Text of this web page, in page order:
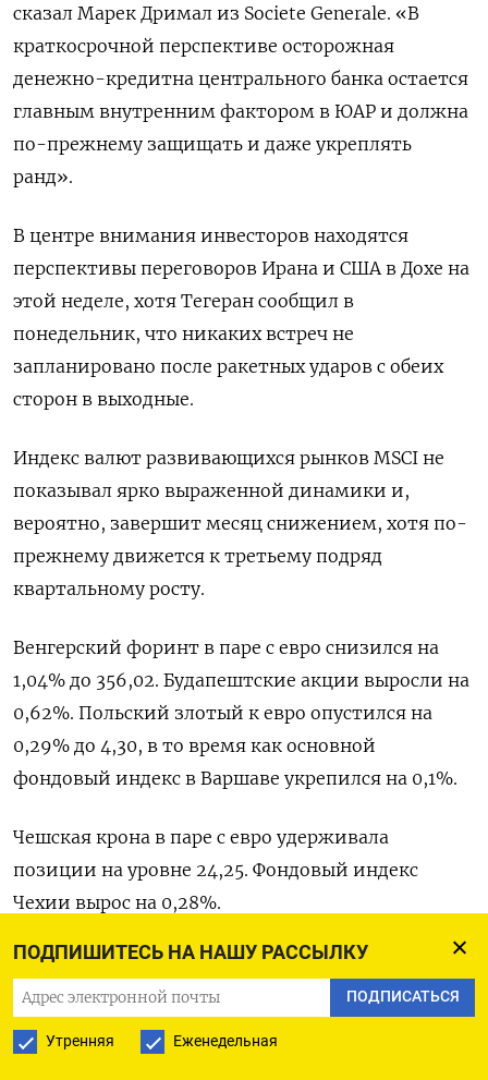
ПОДПИШИТЕСЬ НА НАШУ РАССЫЛКУ
ПОДПИСАТЬСЯ
Утренняя Еженедельная
сказал Марек Дримал из Societe Generale. «В
краткосрочной перспективе осторожная
денежно-кредитна центрального банка остается ​
главным внутренним фактором ​в ЮАР и должна
‌по-прежнему защищать и даже укреплять
ранд».
В центре внимания инвесторов находятся
перспективы переговоров ​Ирана и США в Дохе на
этой неделе, хотя Тегеран сообщил в
понедельник, что никаких встреч не
запланировано после ракетных ударов с обеих
сторон в выходные.
Индекс валют развивающихся рынков MSCI не
показывал ярко выраженной динамики и,
вероятно, завершит месяц снижением, хотя по-
прежнему движется к третьему подряд
квартальному росту.
Венгерский форинт в паре ​с евро снизился на
⁠1,04% до 356,02. Будапештские акции выросли на
0,62%. Польский злотый к евро опустился на
0,29% до 4,30, ‌в то время как основной
фондовый индекс в Варшаве укрепился на 0,1%.
Чешская ‌крона в паре с евро удерживала
позиции на уровне 24,25. Фондовый индекс ​
Чехии вырос на 0,28%.
Оригинал сообщения на английском языке
‌доступен по коду:
(Рагини Матур и Уткарш Хати)